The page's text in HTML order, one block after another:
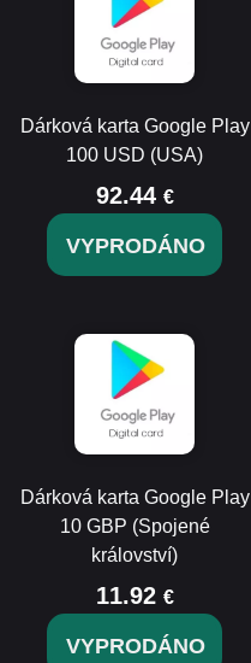
Dárková karta Google Play
100 USD (USA)
92.44 €
VYPRODÁNO
Dárková karta Google Play
10 GBP (Spojené
království)
11.92 €
VYPRODÁNO